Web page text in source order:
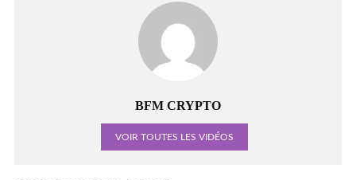
BFM CRYPTO
VOIR TOUTES LES VIDÉOS